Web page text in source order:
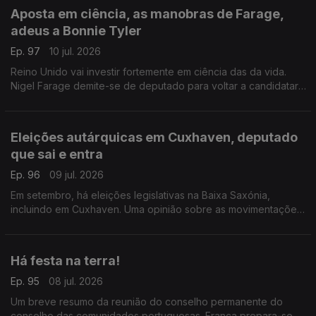
Aposta em ciência, as manobras de Farage,
adeus a Bonnie Tyler
Ep. 97
10 jul. 2026
Reino Unido vai investir fortemente em ciência das da vida.
Nigel Farage demite-se de deputado para voltar a candidatar-
Eleições autárquicas em Cuxhaven, deputado
que sai e entra
Ep. 96
09 jul. 2026
Em setembro, há eleições legislativas na Baixa Saxónia,
incluindo em Cuxhaven. Uma opinião sobre as movimentações
Há festa na terra!
Ep. 95
08 jul. 2026
Um breve resumo da reunião do conselho permanente do